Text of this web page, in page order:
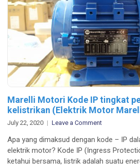
Marelli Motori Kode IP tingkat
kelistrikan (Elektrik Motor
July 22, 2020 Leave a Commenton
Motori
Kode
IP
Apa yang dimaksud dengan kode – IP
elektrik motor? Kode IP (Ingress
ketahui bersama, listrik adalah suatu